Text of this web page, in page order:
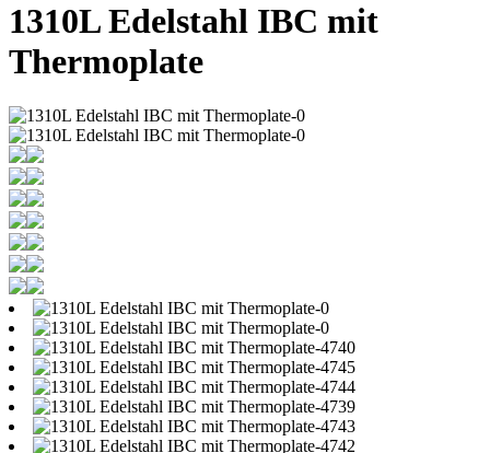
1310L Edelstahl IBC mit
Thermoplate